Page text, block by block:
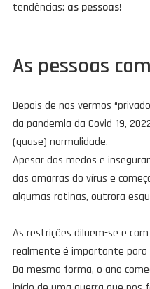
tendências: as pessoas!
As pessoas
Depois de nos vermos
da pandemia da Covid-19,
(quase) normalidade.
Apesar dos medos e
das amarras do vírus e
algumas rotinas, outrora
As restrições diluem-se e
realmente é importante para
Da mesma forma, o ano